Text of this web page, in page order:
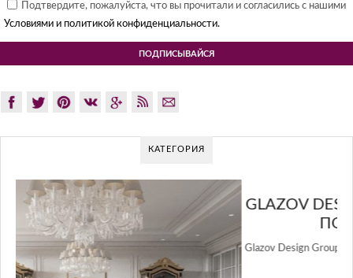
Подтвердите, пожалуйста, что вы прочитали и согласились с нашими
Условиями и политикой конфиденциальности.
КАТЕГОРИЯ